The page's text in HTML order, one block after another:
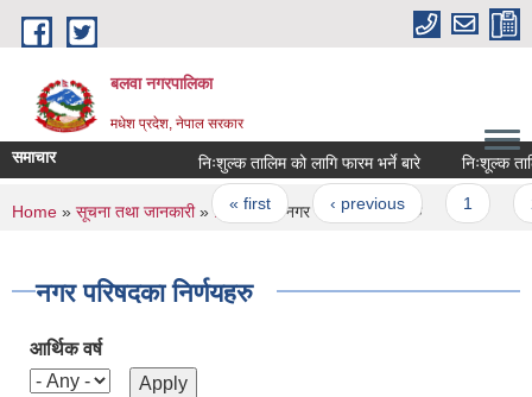
Skip to main content
बलवा नगरपालिका
मधेश प्रदेश, नेपाल सरकार
समाचार निःशुल्क तालिम को लागि फारम भर्ने बारे निःशूल्क
Pages
« first ‹ previous
You are here
Home » सूचना तथा जानकारी»निर्णयहरु» नगर परिषदका निर्णयहरु
नगर परिषदका निर्णयहरु
आर्थिक वर्ष